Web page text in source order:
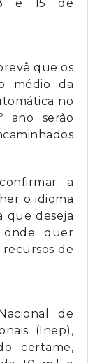
8 e 15 de
que os
médio da
no
ano serão
a
o idioma
que deseja
onde quer
de
de
(Inep),
certame,